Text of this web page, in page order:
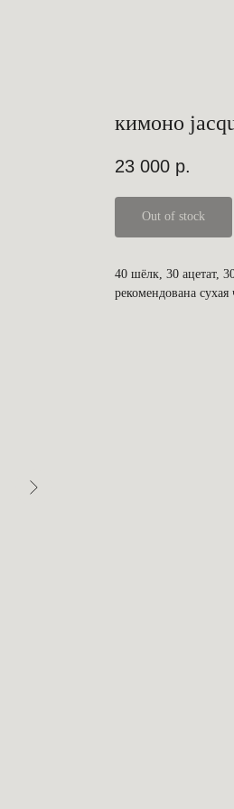
кимоно
23 000 р.
Out of stock
40 шёлк, 30 ацетат,
рекомендована сухая